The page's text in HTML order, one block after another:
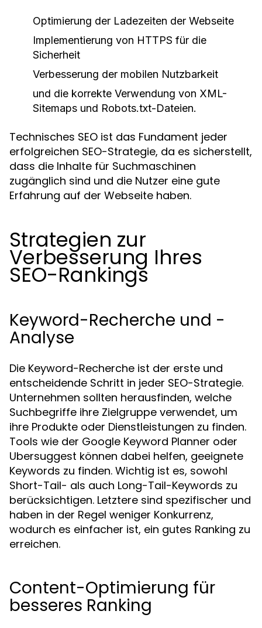
Optimierung der Ladezeiten der Webseite
Implementierung von HTTPS für die
Sicherheit
Verbesserung der mobilen Nutzbarkeit
und die korrekte Verwendung von XML-
Sitemaps und Robots.txt-Dateien.
Technisches SEO ist das Fundament jeder
erfolgreichen SEO-Strategie, da es sicherstellt,
dass die Inhalte für Suchmaschinen
zugänglich sind und die Nutzer eine gute
Erfahrung auf der Webseite haben.
Strategien zur
Verbesserung Ihres
SEO-Rankings
Keyword-Recherche und -
Analyse
Die Keyword-Recherche ist der erste und
entscheidende Schritt in jeder SEO-Strategie.
Unternehmen sollten herausfinden, welche
Suchbegriffe ihre Zielgruppe verwendet, um
ihre Produkte oder Dienstleistungen zu finden.
Tools wie der Google Keyword Planner oder
Ubersuggest können dabei helfen, geeignete
Keywords zu finden. Wichtig ist es, sowohl
Short-Tail- als auch Long-Tail-Keywords zu
berücksichtigen. Letztere sind spezifischer und
haben in der Regel weniger Konkurrenz,
wodurch es einfacher ist, ein gutes Ranking zu
erreichen.
Content-Optimierung für
besseres Ranking